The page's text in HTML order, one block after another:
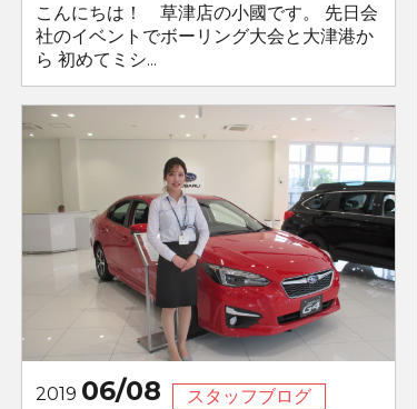
こんにちは！ 草津店の小國です。 先日会
社のイベントでボーリング大会と大津港か
ら 初めてミシ...
2019 06/08
スタッフブログ